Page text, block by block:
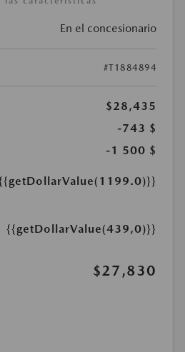
En el concesionario
#T1884894
$28,435
-743 $
-1 500 $
{{getDollarValue(439,0)}}
$27,830